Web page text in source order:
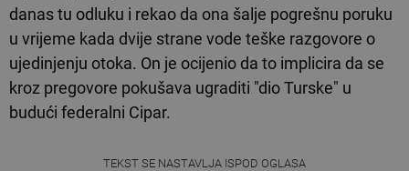
danas tu odluku i rekao da ona šalje pogrešnu poruku
u vrijeme kada dvije strane vode teške razgovore o
ujedinjenju otoka. On je ocijenio da to implicira da se
kroz pregovore pokušava ugraditi "dio Turske" u
budući federalni Cipar.
TEKST SE NASTAVLJA ISPOD OGLASA